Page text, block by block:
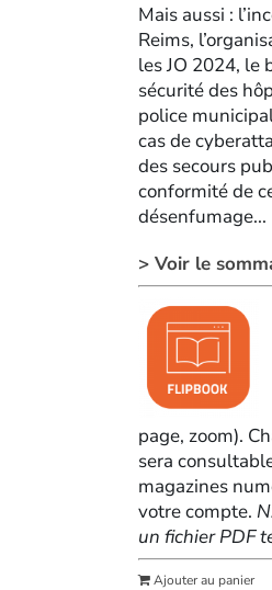
Mais aussi :
Reims,
les JO 2024, le
sécurité des
police
cas de
des secours
conformité de
désenfumage...
> Voir le
page, zoom).
sera
magazines
votre compte.
un fichier PDF
Ajouter au panier